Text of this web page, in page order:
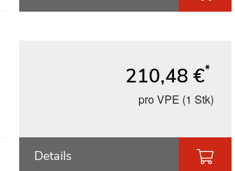
210,48 €*
pro VPE (1 Stk)
Details